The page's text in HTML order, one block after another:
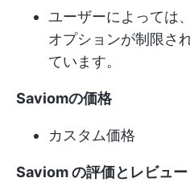
ユーザーによっては
オプションが制限さ
ています。
Saviomの価格
カスタム価格
Saviom の評価とレビュー